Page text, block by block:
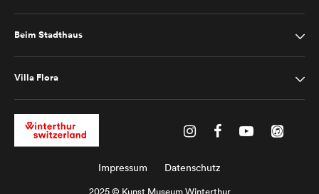
Beim Stadthaus
Villa Flora
Impressum Datenschutz